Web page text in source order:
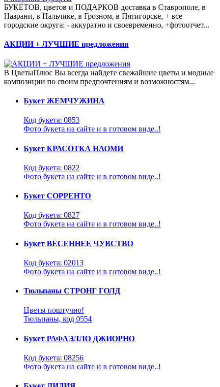
БУКЕТОВ, цветов и ПОДАРКОВ доставка в Ставрополе, в
Назрани, в Нальчике, в Грозном, в Пятигорске, + все
городские округа: - аккуратно и своевременно, +фотоотчет...
АКЦИИ + ЛУЧШИЕ предложения
В ЦветыПлюс Вы всегда найдете свежайшие цветы и модные
композиции по своим предпочтениям и возможностям...
Букет ЖЕМЧУЖИНА
Код букета: 0853
Фото букета на сайте и в готовом виде..!
Букет КРАСОТКА НАОМИ
Код букета: 0822
Фото букета на сайте и в готовом виде..!
Букет СОРРЕНТО
Код букета: 0827
Фото букета на сайте и в готовом виде..!
Букет ВЕСЕННЕЕ ЧУВСТВО
Код букета: 02013
Фото букета на сайте и в готовом виде..!
Тюльпаны СТРОНГ ГОЛД
Цветы поштучно!
Тюльпаны, код 0554
Букет РАФАЭЛЛО ДЖИОРНО
Код букета: 08256
Фото букета на сайте и в готовом виде..!